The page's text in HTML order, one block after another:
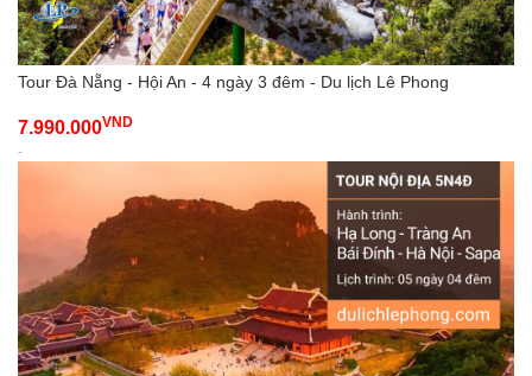
Tour Đà Nẵng - Hội An - 4 ngày 3 đêm - Du lịch Lê Phong
7.990.000VND
-